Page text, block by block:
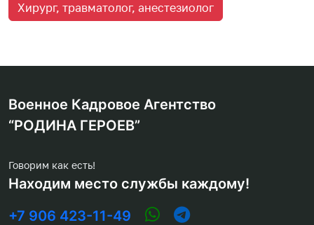
Хирург, травматолог, анестезиолог
+7 906 423-11-49
Говорим как есть!
Находим место службы каждому!
Военное Кадровое Агентство
“РОДИНА ГЕРОЕВ”